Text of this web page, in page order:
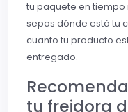
tu paquete en
sepas dónde está tu
cuanto tu producto
entregado.
tu freidora